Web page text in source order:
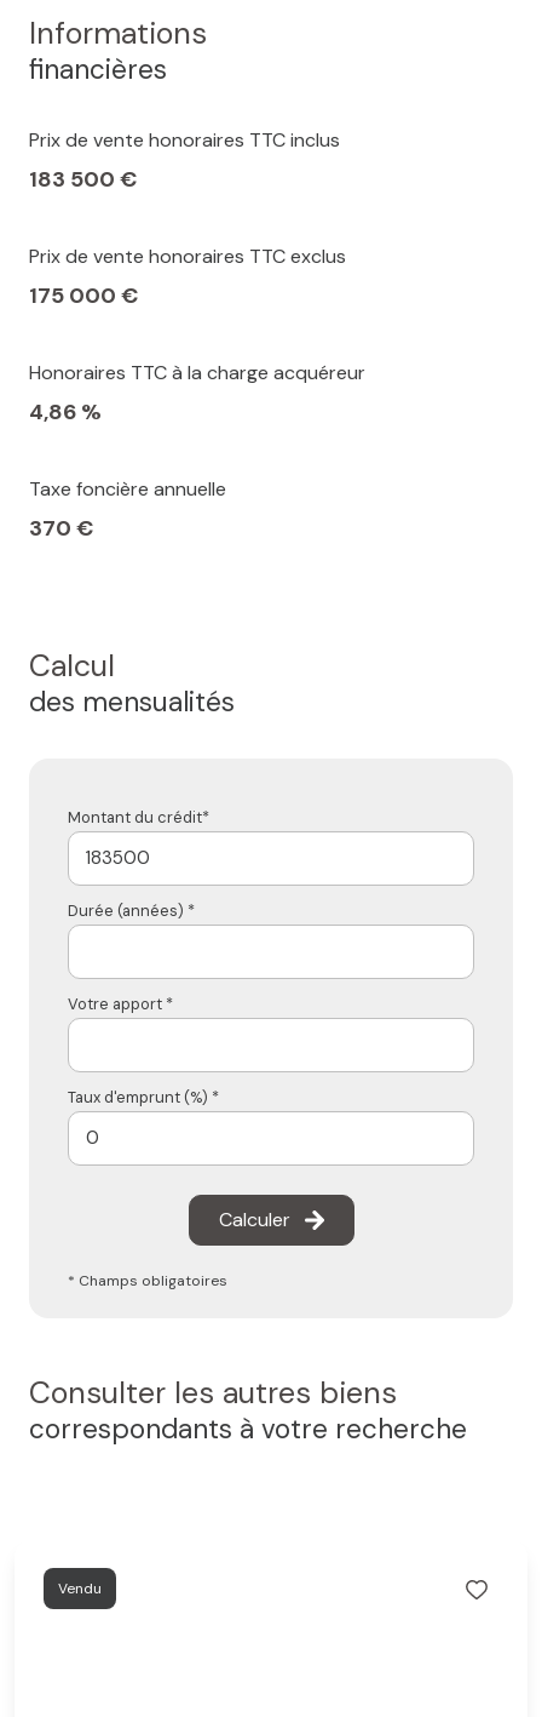
Informations
financières
Prix de vente honoraires TTC inclus
183 500 €
Prix de vente honoraires TTC exclus
175 000 €
Honoraires TTC à la charge acquéreur
4,86 %
Taxe foncière annuelle
370 €
Calcul
des mensualités
Montant du crédit*
Durée (années) *
Votre apport *
Taux d'emprunt (%) *
Calculer
* Champs obligatoires
Consulter les autres biens
correspondants à votre recherche
Vendu